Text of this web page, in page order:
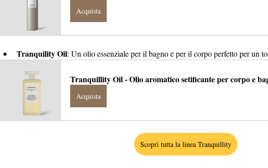
Acquista
Tranquility Oil: Un olio essenziale per il bagno e per il corpo perfetto per un
Tranquillity Oil - Olio aromatico setificante per corpo e
Acquista
Scopri tutta la linea Tranquillity